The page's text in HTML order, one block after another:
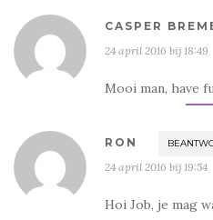
CASPER
24 april 2016 bij 18:49
Mooi man, have
RON
24 april 2016 bij 19:54
Hoi Job, je mag